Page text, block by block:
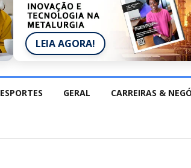
LEIA AGORA!
ESPORTES GERAL CARREIRAS &